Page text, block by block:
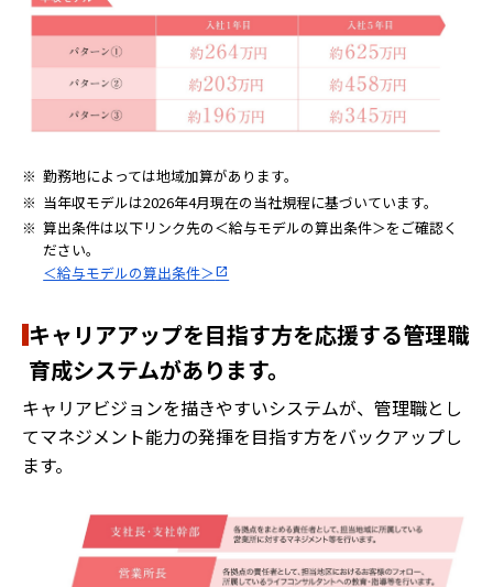
※ 勤務地によっては地域加算があります。
※ 当年収モデルは2026年4月現在の当社規程に基づいています。
※ 算出条件は以下リンク先の＜給与モデルの算出条件＞をご確認く
ださい。
＜給与モデルの算出条件＞
キャリアアップを目指す方を応援する管理職
育成システムがあります。
キャリアビジョンを描きやすいシステムが、管理職とし
てマネジメント能力の発揮を目指す方をバックアップし
ます。